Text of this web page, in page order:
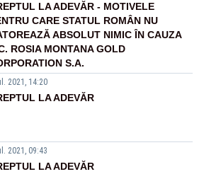
LA ADEVĂR - MOTIVELE
CARE STATUL ROMÂN NU
ABSOLUT NIMIC ÎN CAUZA
ROSIA MONTANA GOLD
S.A.
2021, 14:20
LA ADEVĂR
2021, 09:43
LA ADEVĂR